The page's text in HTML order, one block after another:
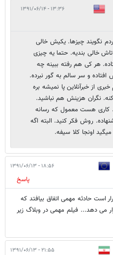
۱۳:۳۶ - ۱۳۹۱/۰۶/۱۴
نگویند چیزها. یکیش خالی
خالی بندیه. حتما یه چیزی
هر کی هم رفته ببینه چه
و سر سالم به گور نبرده.
از خبرآنلاین پا نمیشه بره
نگران هزینش هم نباشید.
کاری هست معمول که رسانه
روش فکر کنید. البته اگه
اونجا کلا سیفه.
۱۸:۵۶ - ۱۳۹۱/۰۶/۱۳
پاسخ
بسیار فوری - در ۱۱ سپتامبر ۲۰۱۲ قرار است حادثه مهمی اتفاق بیافتد که
می دهد... فیلم مهمی در وبلاگ زیر
۲۱:۵۵ - ۱۳۹۱/۰۶/۱۳